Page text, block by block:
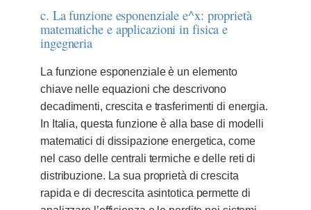
c. La funzione esponenziale e^x: proprietà
matematiche e applicazioni in fisica e
ingegneria
La funzione esponenziale è un elemento
chiave nelle equazioni che descrivono
decadimenti, crescita e trasferimenti di energia.
In Italia, questa funzione è alla base di modelli
matematici di dissipazione energetica, come
nel caso delle centrali termiche e delle reti di
distribuzione. La sua proprietà di crescita
rapida e di decrescita asintotica permette di